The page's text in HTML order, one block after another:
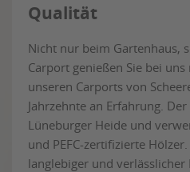
Qualität
Nicht nur beim Gartenhaus,
Carport genießen Sie bei
unseren Carports von
Jahrzehnte an Erfahrung.
Lüneburger Heide und
und PEFC-zertifizierte
langlebiger und